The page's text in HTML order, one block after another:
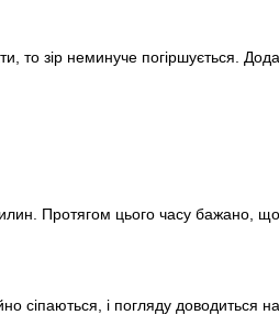
то зір неминуче погіршується.
Протягом цього часу бажано,
сіпаються, і погляду доводиться